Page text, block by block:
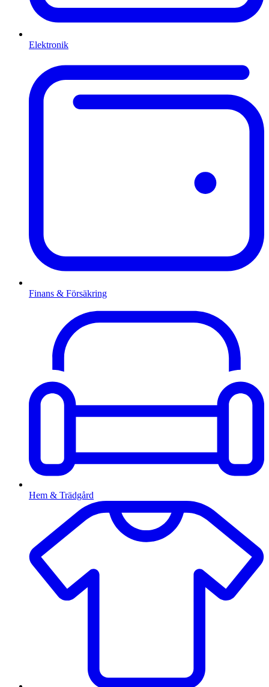
Elektronik
Finans & Försäkring
Hem & Trädgård